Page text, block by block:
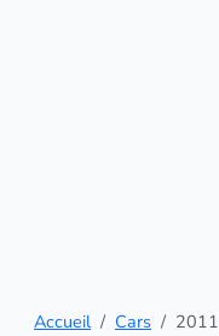
Accueil Cars